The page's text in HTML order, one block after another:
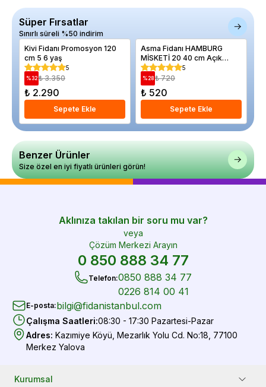
Süper Fırsatlar
Sınırlı süreli %50 indirim
Kivi Fidanı Promosyon 120
cm 5 6 yaş
5
%32 ₺ 3.350
₺ 2.290
Sepete Ekle
Asma Fidanı HAMBURG
MİSKETİ 20 40 cm Açık
Köklü
5
%28 ₺ 720
₺ 520
Sepete Ekle
Benzer Ürünler
Size özel en iyi fiyatlı ürünleri görün!
Aklınıza takılan bir soru mu var?
veya
Çözüm Merkezi Arayın
0 850 888 34 77
Telefon:0850 888 34 77
0226 814 00 41
E-posta:bilgi@fidanistanbul.com
Çalışma Saatleri:08:30 - 17:30 Pazartesi-Pazar
Adres: Kazımiye Köyü, Mezarlık Yolu Cd. No:18, 77100
Merkez Yalova
Kurumsal